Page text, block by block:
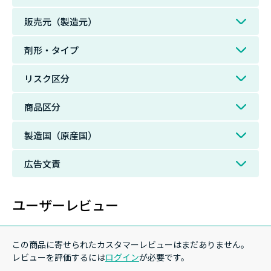
販売元（製造元）
剤形・タイプ
リスク区分
商品区分
製造国（原産国）
広告文責
ユーザーレビュー
この商品に寄せられたカスタマーレビューはまだありません。
レビューを評価するにはログインが必要です。